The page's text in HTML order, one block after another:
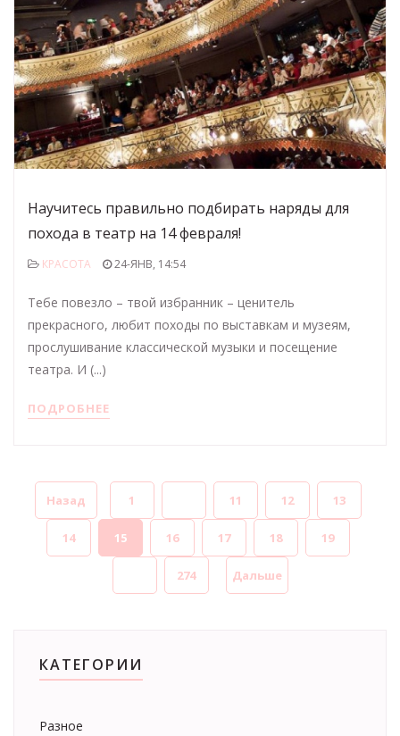
Научитесь правильно подбирать наряды для
похода в театр на 14 февраля!
КРАСОТА 24-ЯНВ, 14:54
Тебе повезло – твой избранник – ценитель
прекрасного, любит походы по выставкам и музеям,
прослушивание классической музыки и посещение
театра. И (...)
ПОДРОБНЕЕ
Назад 1 11 12 13
14 15 16 17 18 19
274 Дальше
КАТЕГОРИИ
Разное